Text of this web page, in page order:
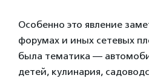
Особенно это явление
форумах и иных сетевых
была тематика —
детей, кулинария,